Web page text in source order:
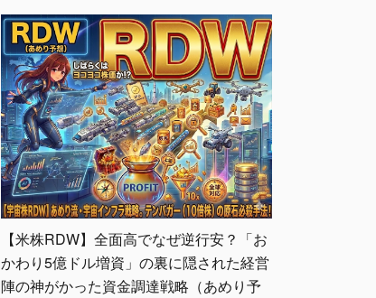
【米株RDW】全面高でなぜ逆行安？「お
かわり5億ドル増資」の裏に隠された経営
陣の神がかった資金調達戦略（あめり予